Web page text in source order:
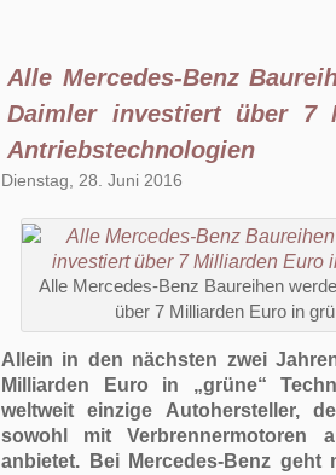
Alle Mercedes-Benz
Daimler investiert über 7
Antriebstechnologien
Dienstag, 28. Juni 2016
Alle Mercedes-Benz Baureihen
über 7 Milliarden Euro in
Allein in den nächsten zwei
Milliarden Euro in „grüne“
weltweit einzige Autohersteller,
sowohl mit Verbrennermotoren
anbietet. Bei Mercedes-Benz